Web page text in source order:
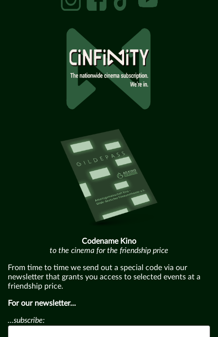
Codename Kino
to the cinema for the friendship price
From time to time we send out a special code via our
newsletter that grants you access to selected events at a
friendship price.
For our newsletter...
...subscribe: